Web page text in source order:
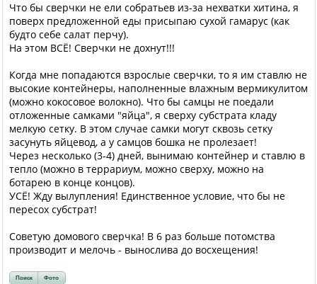
Что бы сверчки не ели собратьев из-за нехватки хитина, я
поверх предложенной еды присыпаю сухой гамарус (как
будто себе салат перчу).
На этом ВСЁ! Сверчки не дохнут!!!
Когда мне попадаются взрослые сверчки, то я им ставлю не
высокие контейнеры, наполненные влажным вермикулитом
(можно кокосовое волокно). Что бы самцы не поедали
отложенные самками "яйца", я сверху субстрата кладу
мелкую сетку. В этом случае самки могут сквозь сетку
засунуть яйцевод, а у самцов бошка не пролезает!
Через несколько (3-4) дней, вынимаю контейнер и ставлю в
тепло (можно в террариум, можно сверху, можно на
ботарею в конце концов).
УСЁ! Жду вылупления! Единственное условие, что бы не
пересох субстрат!
Советую домового сверчка! В 6 раз больше потомства
производит и мелочь - вынослива до восхещения!
Поиск Фото